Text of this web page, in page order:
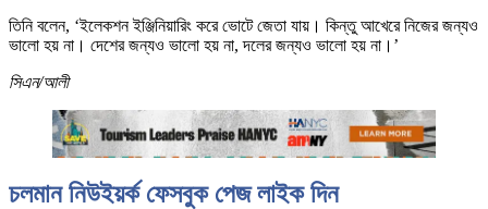
তিনি বলেন, ‘ইলেকশন ইঞ্জিনিয়ারিং করে ভোটে জেতা যায়। কিন্তু আখেরে নিজের জন্যও
ভালো হয় না। দেশের জন্যও ভালো হয় না, দলের জন্যও ভালো হয় না।’
সিএন/আলী
চলমান নিউইয়র্ক ফেসবুক পেজ লাইক দিন